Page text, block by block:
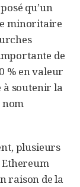
qu’un
minoritaire
de
% en valeur
à soutenir la
nom
plusieurs
raison de la